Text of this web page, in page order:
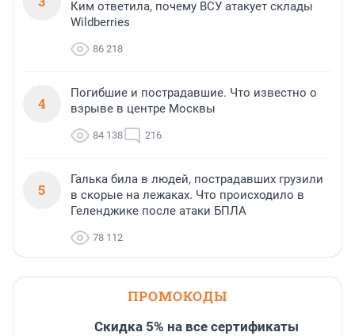
Ким ответила, почему ВСУ атакует склады
Wildberries
86 218
4
Погибшие и пострадавшие. Что известно о
взрыве в центре Москвы
84 138 216
5
Галька била в людей, пострадавших грузили
в скорые на лежаках. Что происходило в
Геленджике после атаки БПЛА
78 112
ПРОМОКОДЫ
Скидка 5% на все сертификаты